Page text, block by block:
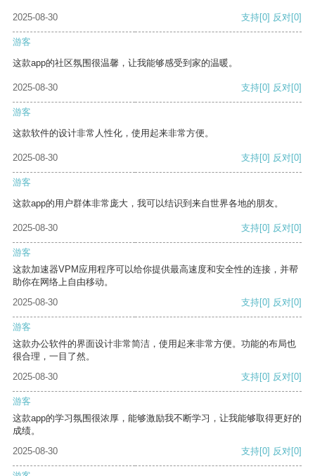
2025-08-30 支持[0] 反对[0]
游客
这款app的社区氛围很温馨，让我能够感受到家的温暖。
2025-08-30 支持[0] 反对[0]
游客
这款软件的设计非常人性化，使用起来非常方便。
2025-08-30 支持[0] 反对[0]
游客
这款app的用户群体非常庞大，我可以结识到来自世界各地的朋友。
2025-08-30 支持[0] 反对[0]
游客
这款加速器VPM应用程序可以给你提供最高速度和安全性的连接，并帮
助你在网络上自由移动。
2025-08-30
支持[0] 反对[0]
游客
这款办公软件的界面设计非常简洁，使用起来非常方便。功能的布局也
很合理，一目了然。
2025-08-30
支持[0] 反对[0]
游客
这款app的学习氛围很浓厚，能够激励我不断学习，让我能够取得更好的
成绩。
2025-08-30
支持[0] 反对[0]